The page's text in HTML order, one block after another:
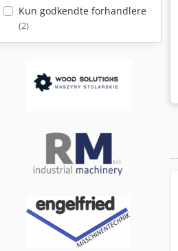
Kun godkendte forhandlere
(2)